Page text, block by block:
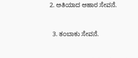
2. ಅತಿಯಾದ ಆಹಾರ ಸೇವನೆ.
3. ತಂಬಾಕು ಸೇವನೆ.